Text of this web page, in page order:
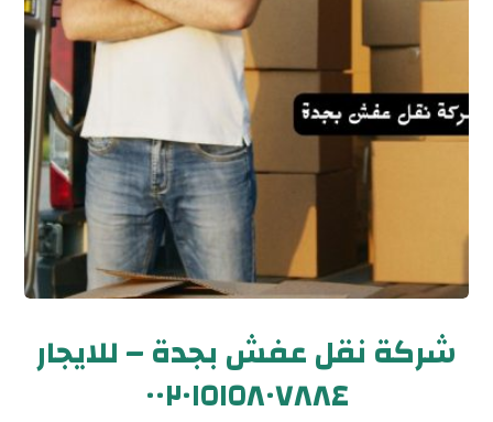
شركة نقل عفش بجدة – للايجار
٠٠٢٠١٥١٥٨٠٧٨٨٤